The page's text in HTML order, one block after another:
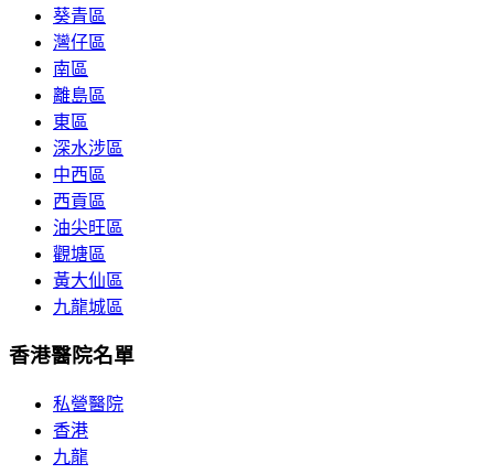
葵青區
灣仔區
南區
離島區
東區
深水涉區
中西區
西貢區
油尖旺區
觀塘區
黃大仙區
九龍城區
香港醫院名單
私營醫院
香港
九龍